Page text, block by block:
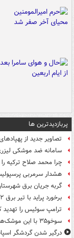
پربازدیدترین ها
تصاویر جدید از
سامانه ضد موشکی
چرا محمد صلاح ترکیه
هشدار سرمربی
گربه جریان برق
برخورد پراید با تیر برق ۲ فوتی بر جای گذاشت
ترامپ سوئیس را تهدید
سوخو۳۵ با این موشک‌ها به ناوهای‌جنگی حمله می‌کند
درگیر شدن گردشگر